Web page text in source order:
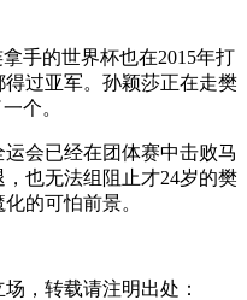
手的世界杯也在2015年打
过亚军。孙颖莎正在走樊
个。
会已经在团体赛中击败马
也无法组阻止才24岁的樊
的可怕前景。
，转载请注明出处：